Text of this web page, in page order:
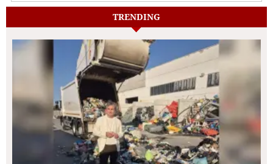
TRENDING